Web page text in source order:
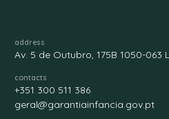
address
Av. 5 de Outubro, 175B 1050-063
contacts
+351 300 511 386
geral@garantiainfancia.gov.pt